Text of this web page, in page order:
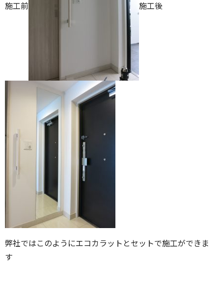
施工前 施工後
弊社ではこのようにエコカラットとセットで施工ができま
す